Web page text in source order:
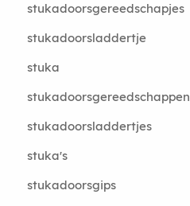
stukadoorsgereedschapjes
stukadoorsladdertje
stuka
stukadoorsgereedschappen
stukadoorsladdertjes
stuka's
stukadoorsgips